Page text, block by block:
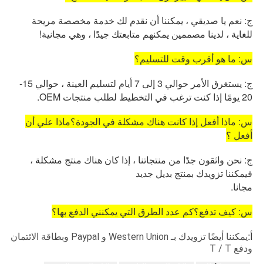
ج: نعم يا صديقي ، يمكننا أن نقدم لك خدمة مخصصة مريحة
للغاية ، لدينا مصممين يمكنهم متابعتك جيدًا ، وهي مجانية!
س: ما هو أقرب وقت للتسليم؟
ج: يستغرق الأمر حوالي 3 إلى 7 أيام لتسليم العينة ، حوالي 15-
20 يومًا إذا كنت ترغب في التخطيط لطلب منتجات OEM.
س: ماذا أفعل إذا كانت هناك مشكلة في الجودة؟ماذا علي أن
أفعل ؟
ج: نحن واثقون جدًا من منتجاتنا ، إذا كان هناك منتج مشكلة ،
فيمكننا تزويدك بمنتج بديل جديد
مجانا.
س: كيف تدفع؟كم عدد الطرق التي يمكنني الدفع بها؟
أ:
يمكننا أيضًا تزويدك بـ Western Union و Paypal وبطاقة الائتمان
ودفع T / T